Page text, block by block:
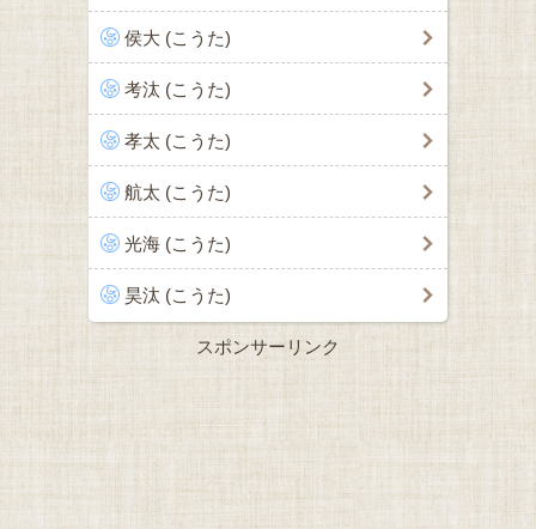
侯大 (こうた)
考汰 (こうた)
孝太 (こうた)
航太 (こうた)
光海 (こうた)
昊汰 (こうた)
スポンサーリンク